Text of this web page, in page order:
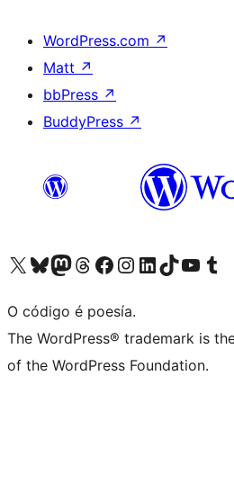
WordPress.com ↗
Matt ↗
bbPress ↗
BuddyPress ↗
Visita la cuenta de X (anteriormente Twitter)
Visita a nosa conta de Bluesky
Visita a nosa conta de Mastodon
Visita a nosa conta de Threads
Visita a nosa páxina de Facebook
Visita a nosa conta de Instagram
Visita a nosa conta de LinkedIn
Visita a nosa conta de TikTok
Visita a nosa canle
Visita a nosa
O código é poesía.
The WordPress® trademark is
of the WordPress Foundation.